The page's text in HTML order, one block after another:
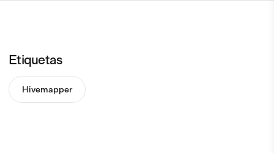
Etiquetas
Hivemapper